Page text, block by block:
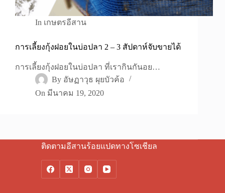
In เกษตรอีสาน
การเลี้ยงกุ้งฝอยในบ่อปลา 2 – 3 สัปดาห์จับขายได้
การเลี้ยงกุ้งฝอยในบ่อปลา ที่เรากินกันอย…
By อัษฏาวุธ ผุยบัวค้อ
On มีนาคม 19, 2020
ติดตามอีสานร้อยแปดทางโซเชียล